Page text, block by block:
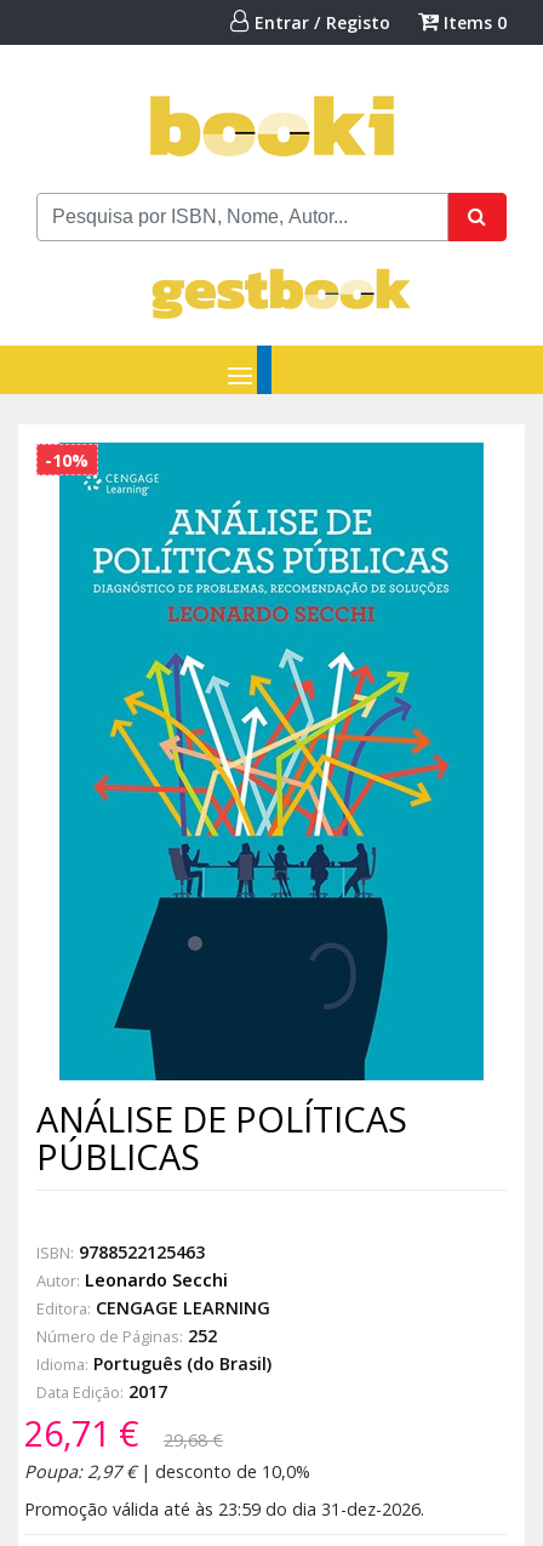
Entrar / Registo Items 0
-10%
ANÁLISE DE POLÍTICAS
PÚBLICAS
ISBN: 9788522125463
Autor: Leonardo Secchi
Editora: CENGAGE LEARNING
Número de Páginas: 252
Idioma: Português (do Brasil)
Data Edição: 2017
26,71 €
29,68 €
Poupa: 2,97 €| desconto de 10,0%
Promoção válida até às 23:59 do dia 31-dez-2026.